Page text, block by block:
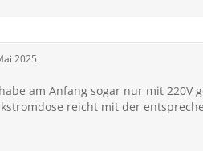
2025
am Anfang sogar nur mit 220V
reicht mit der